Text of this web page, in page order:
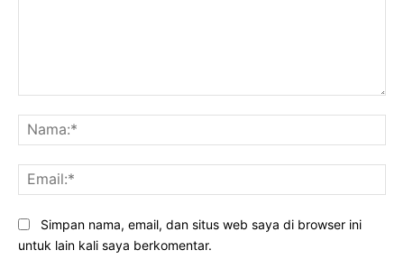
Simpan nama, email, dan situs web saya di browser ini
untuk lain kali saya berkomentar.